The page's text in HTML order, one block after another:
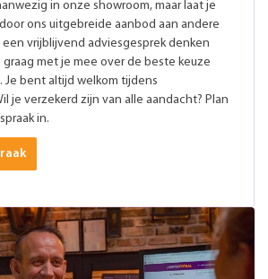
in onze showroom, maar laat je
ons uitgebreide aanbod aan andere
vrijblijvend adviesgesprek denken
met je mee over de beste keuze
Je bent altijd welkom tijdens
je verzekerd zijn van alle aandacht? Plan
in.